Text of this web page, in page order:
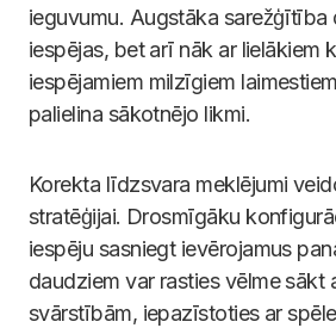
ieguvumu. Augstāka sarežģītība
iespējas, bet arī nāk ar lielākiem
iespējamiem milzīgiem
palielina sākotnējo likmi.
Korekta līdzsvara meklējumi
stratēģijai. Drosmīgāku
iespēju sasniegt ievērojamus
daudziem var rasties vēlme sākt
svārstībām, iepazīstoties ar